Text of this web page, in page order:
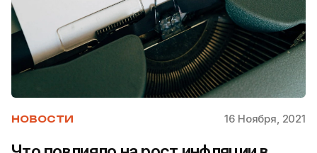
НОВОСТИ 16 Ноября, 2021